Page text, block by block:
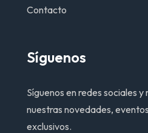
Contacto
Síguenos
Síguenos en redes sociales
nuestras novedades,
exclusivos.